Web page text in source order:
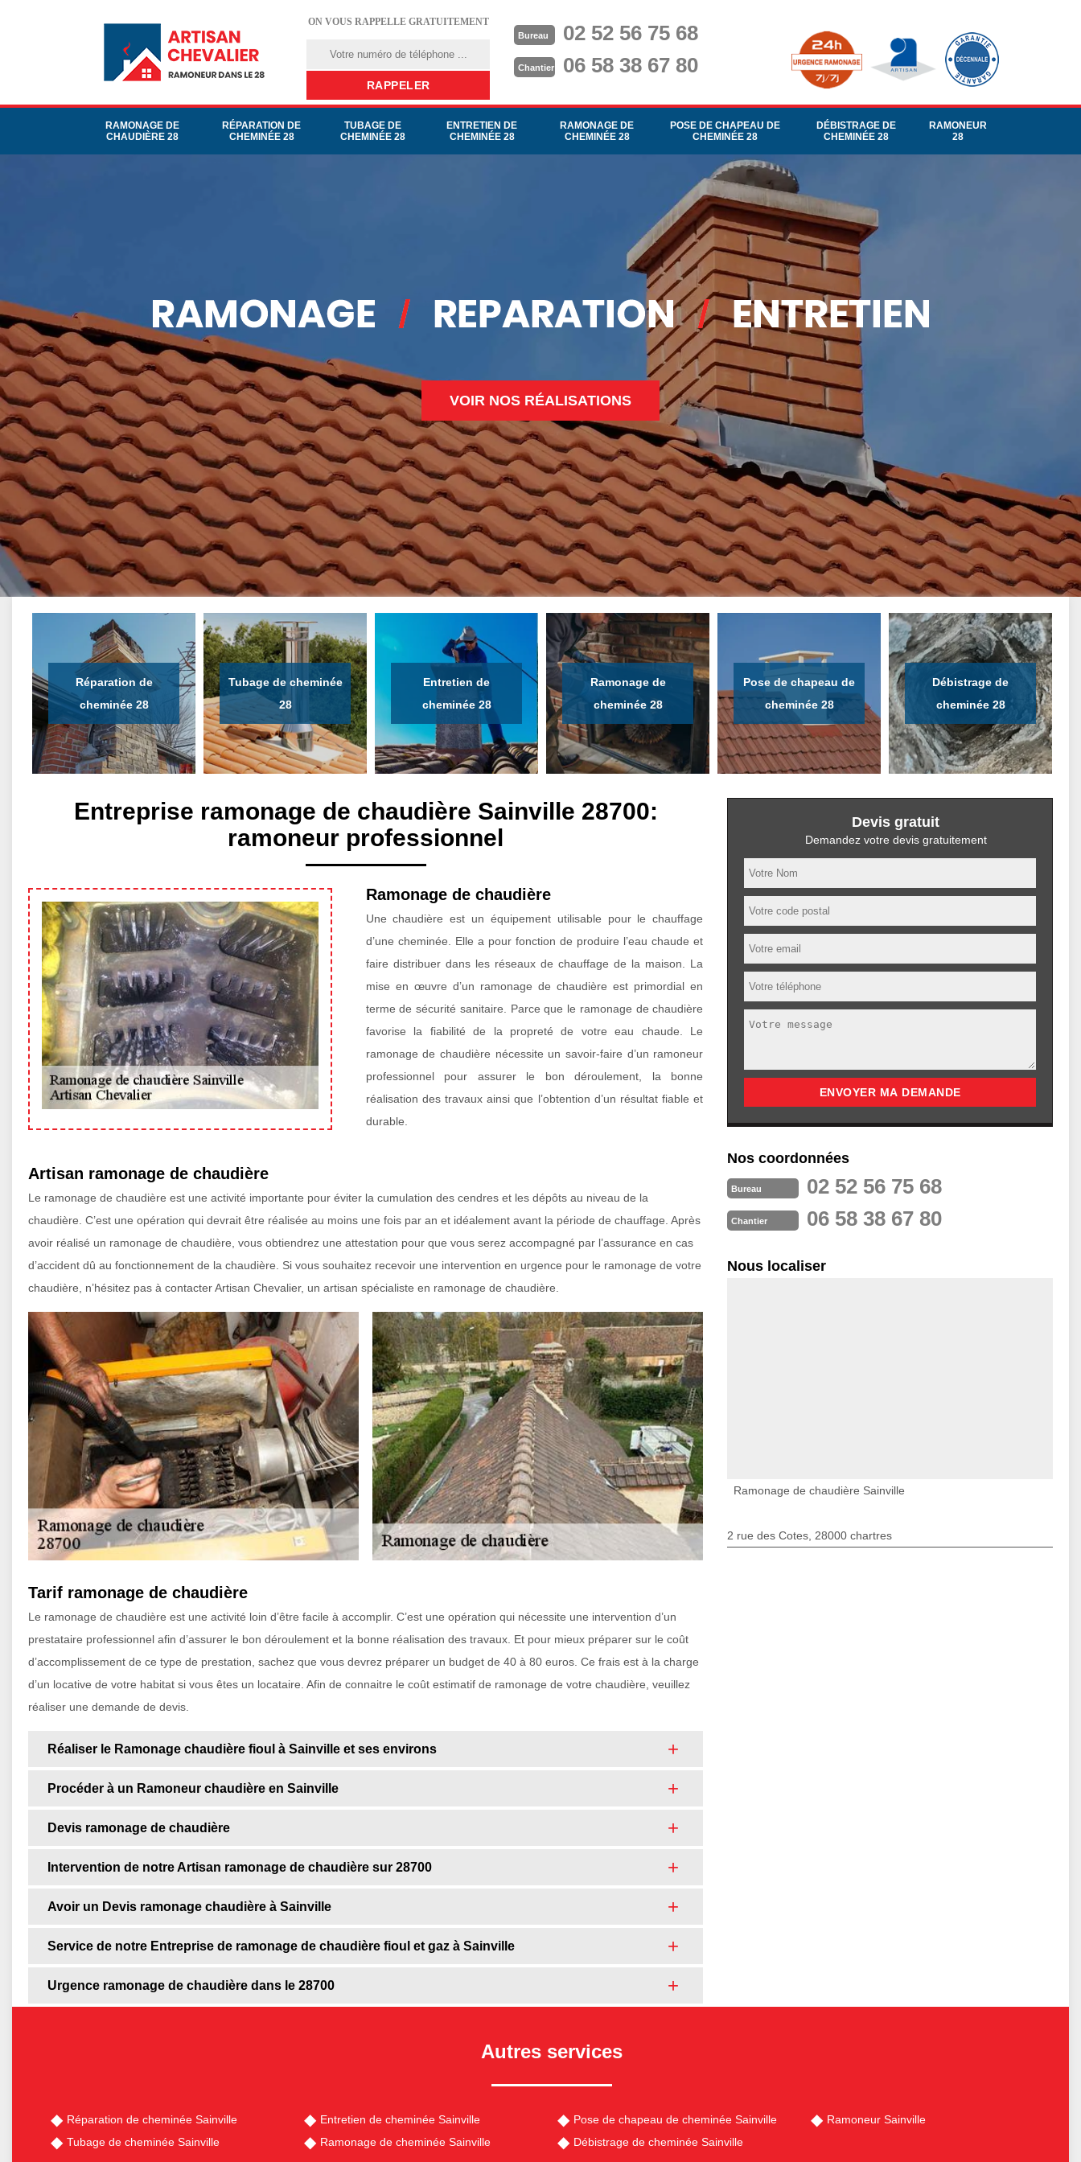
ON VOUS RAPPELLE GRATUITEMENT
Bureau 02 52 56 75 68
Chantier 06 58 38 67 80
RAMONAGE DE
CHAUDIÈRE 28
RÉPARATION DE
CHEMINÉE 28
TUBAGE DE
CHEMINÉE 28
ENTRETIEN DE
CHEMINÉE 28
RAMONAGE DE
CHEMINÉE 28
POSE DE CHAPEAU DE
CHEMINÉE 28
DÉBISTRAGE DE
CHEMINÉE 28
RAMONEUR
28
VOIR NOS RÉALISATIONS
Réparation de
cheminée 28
Tubage de cheminée
28
Entretien de
cheminée 28
Ramonage de
cheminée 28
Pose de chapeau de
cheminée 28
Débistrage de
cheminée 28
Entreprise ramonage de chaudière Sainville 28700:
ramoneur professionnel
Ramonage de chaudière
Une chaudière est un équipement utilisable pour le chauffage
d’une cheminée. Elle a pour fonction de produire l’eau chaude et
faire distribuer dans les réseaux de chauffage de la maison. La
mise en œuvre d’un ramonage de chaudière est primordial en
terme de sécurité sanitaire. Parce que le ramonage de chaudière
favorise la fiabilité de la propreté de votre eau chaude. Le
ramonage de chaudière nécessite un savoir-faire d’un ramoneur
professionnel pour assurer le bon déroulement, la bonne
réalisation des travaux ainsi que l’obtention d’un résultat fiable et
durable.
Artisan ramonage de chaudière
Le ramonage de chaudière est une activité importante pour éviter la cumulation des cendres et les dépôts au niveau de la
chaudière. C’est une opération qui devrait être réalisée au moins une fois par an et idéalement avant la période de chauffage. Après
avoir réalisé un ramonage de chaudière, vous obtiendrez une attestation pour que vous serez accompagné par l’assurance en cas
d’accident dû au fonctionnement de la chaudière. Si vous souhaitez recevoir une intervention en urgence pour le ramonage de votre
chaudière, n’hésitez pas à contacter Artisan Chevalier, un artisan spécialiste en ramonage de chaudière.
Tarif ramonage de chaudière
Le ramonage de chaudière est une activité loin d’être facile à accomplir. C’est une opération qui nécessite une intervention d’un
prestataire professionnel afin d’assurer le bon déroulement et la bonne réalisation des travaux. Et pour mieux préparer sur le coût
d’accomplissement de ce type de prestation, sachez que vous devrez préparer un budget de 40 à 80 euros. Ce frais est à la charge
d’un locative de votre habitat si vous êtes un locataire. Afin de connaitre le coût estimatif de ramonage de votre chaudière, veuillez
réaliser une demande de devis.
Réaliser le Ramonage chaudière fioul à Sainville et ses environs
Procéder à un Ramoneur chaudière en Sainville
Devis ramonage de chaudière
Intervention de notre Artisan ramonage de chaudière sur 28700
Avoir un Devis ramonage chaudière à Sainville
Service de notre Entreprise de ramonage de chaudière fioul et gaz à Sainville
Urgence ramonage de chaudière dans le 28700
Devis gratuit
Demandez votre devis gratuitement
Nos coordonnées
Bureau 02 52 56 75 68
Chantier 06 58 38 67 80
Nous localiser
Ramonage de chaudière Sainville
2 rue des Cotes, 28000 chartres
Autres services
Réparation de cheminée Sainville
Tubage de cheminée Sainville
Entretien de cheminée Sainville
Ramonage de cheminée Sainville
Pose de chapeau de cheminée Sainville
Débistrage de cheminée Sainville
Ramoneur Sainville